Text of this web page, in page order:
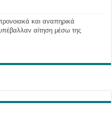
και αναπηρικά
αίτηση μέσω της